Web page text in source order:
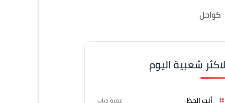
كواحل
شعبية اليوم
أنت الحظ عمرو دياب